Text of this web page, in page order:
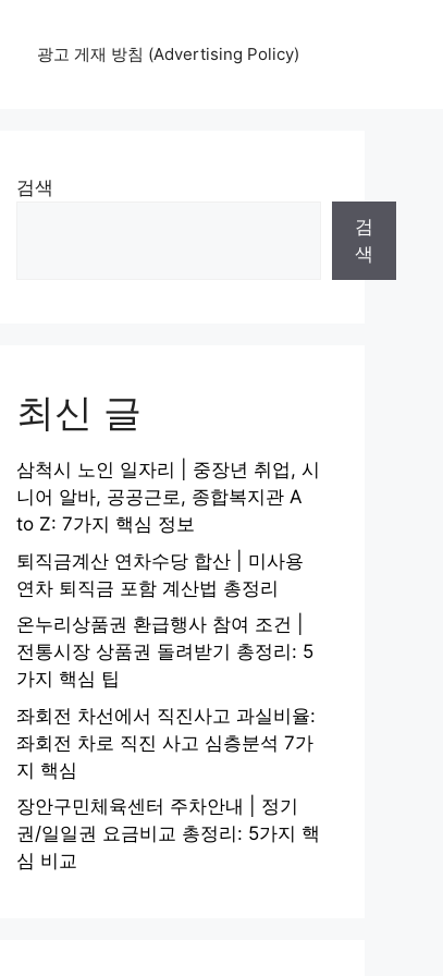
광고 게재 방침 (Advertising Policy)
검색
검
색
최신 글
삼척시 노인 일자리 | 중장년 취업, 시
니어 알바, 공공근로, 종합복지관 A
to Z: 7가지 핵심 정보
퇴직금계산 연차수당 합산 | 미사용
연차 퇴직금 포함 계산법 총정리
온누리상품권 환급행사 참여 조건 |
전통시장 상품권 돌려받기 총정리: 5
가지 핵심 팁
좌회전 차선에서 직진사고 과실비율:
좌회전 차로 직진 사고 심층분석 7가
지 핵심
장안구민체육센터 주차안내 | 정기
권/일일권 요금비교 총정리: 5가지 핵
심 비교